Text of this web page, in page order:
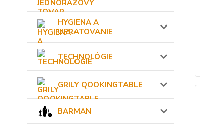
HYGIENA A
UPRATOVANIE
TECHNOLÓGIE
GRILY QOOKINGTABLE
BARMAN